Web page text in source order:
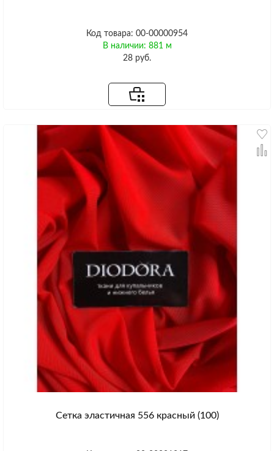
Код товара: 00-00000954
В наличии: 881 м
28 руб.
Сетка эластичная 556 красный (100)